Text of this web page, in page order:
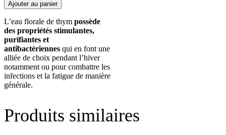
Ajouter au panier
L’eau florale de thym possède
des propriétés stimulantes,
purifiantes et
antibactériennes qui en font une
alliée de choix pendant l’hiver
notamment ou pour combattre les
infections et la fatigue de manière
générale.
Produits similaires